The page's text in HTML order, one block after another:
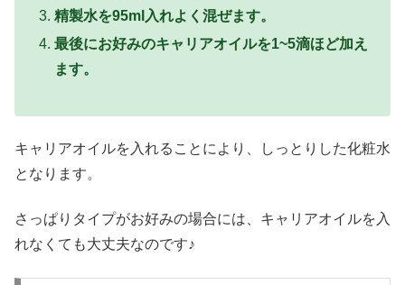
精製水を95ml入れよく混ぜます。
最後にお好みのキャリアオイルを1~5滴ほど加え
ます。
キャリアオイルを入れることにより、しっとりした化粧水
となります。
さっぱりタイプがお好みの場合には、キャリアオイルを入
れなくても大丈夫なのです♪